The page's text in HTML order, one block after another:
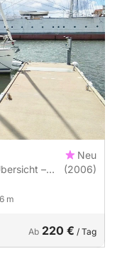
Neu
–
(2006)
m
Ab 220 € / Tag